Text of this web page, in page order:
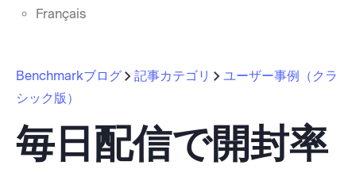
Français
Benchmarkブログ 記事カテゴリ
ユーザー事例（クラ
シック版）
毎日配信で開封率